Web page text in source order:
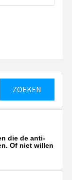
die de anti-
Of niet willen